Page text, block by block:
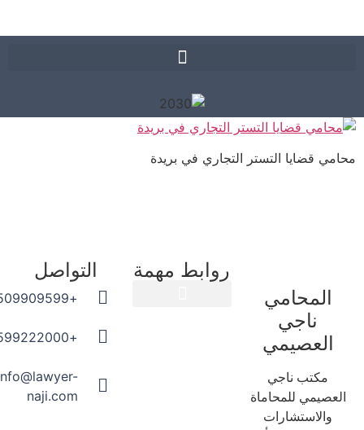
قضايا التستر التجاري في بريدة
المحامي
ناجي
العصيمي
مكتب ناجي
للمحاماة
والاستشارات
روابط مهمة التواصل
info@lawyer-
naji.com